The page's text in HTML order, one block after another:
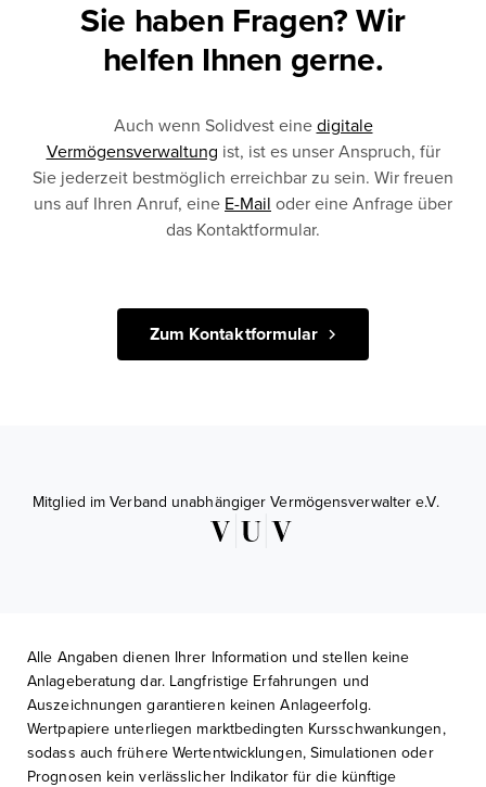
Sie haben Fragen? Wir
helfen Ihnen gerne.
Auch wenn Solidvest eine digitale
Vermögensverwaltung ist, ist es unser Anspruch, für
Sie jederzeit bestmöglich erreichbar zu sein. Wir freuen
uns auf Ihren Anruf, eine E-Mail oder eine Anfrage über
das Kontaktformular.
Zum Kontaktformular
Mitglied im Verband unabhängiger Vermögensverwalter e.V.
Alle Angaben dienen Ihrer Information und stellen keine
Anlageberatung dar. Langfristige Erfahrungen und
Auszeichnungen garantieren keinen Anlageerfolg.
Wertpapiere unterliegen marktbedingten Kursschwankungen,
sodass auch frühere Wertentwicklungen, Simulationen oder
Prognosen kein verlässlicher Indikator für die künftige